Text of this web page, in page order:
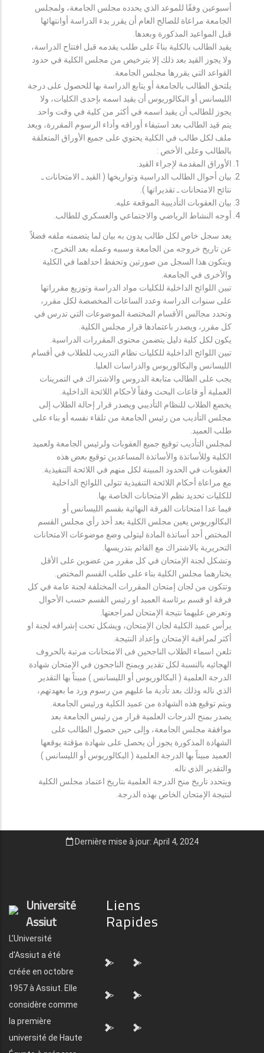
أسبوعين وفقًا للموعد الذي يحدده مجلس الجامعة، ولمجلس
الجامعة مراعاة للصالح العام أن يقرر بدء الدراسة أوانتهائها
قبل المواعيد المذكورة وبعدها.
يقيد الطالب بالكلية بناءً على طلب يقدمه قبل افتتاح الدراسة،
ولا يجوز القيد بعد ذلك إلا بترخيص من مجلس الكلية في حدود
القواعد التي يقررها مجلس الجامعة.
يلتحق الطالب بالجامعة أو يتابع الدراسة بها للحصول على درجة
الليسانس أو البكالوريوس أن يقيد اسمه بإحدى الكليات، ولا
يجوز للطالب أن يقيد اسمه في أكثر من كلية في وقت واحد.
يتم قيد الطالب بعد استيفاء أوراقه وأداء الرسوم المقررة، ويعد
ملف لكل طالب في الكلية يحتوي على جميع الأوراق المتعلقة
بالطالب وعلى الأخص :
الأوراق المقدمة لإجراء القيد.
بيان أحوال الطالب الدراسية وتواريخها ( القيد ـ الامتحانات ـ
نتائح الامتحانات ـ تقديراتها ).
بيان العقوبات التأديبية الموقعة عليه.
أوجه النشاط الرياضي والاجتماعي والعسكري للطالب.
يعد سجل خاص لكل طالب يدون به بيان لما يتضمنه ملفه فضلاً
عن تاريخ خروجه من الجامعة وسببه وعمله بعد التخرج،
ويتكون هذا السجل من صورتين وتحفظ احداهما في الكلية
والأخرى في الجامعة.
تبين اللوائح الداخلية للكليات مواد الدراسة وتوزيع مقرراتها
على سنوات الدراسة وعدد الساعات المخصصة لكل مقرر،
وتحدد مجالس الأقسام المختصة الموضوعات التي تدرس في
كل مقرر، ويصدر باعتمادها قرار مجلس الكلية.
يكون لكل كلية دليل يتضمن محتوى المقررات الدراسية.
تبين اللوائح الداخلية للكليات نظام التدريب للطلاب في أقسام
الليسانس والبكالوريوس والدراسات العليا.
يجب على الطالب متابعة الدروس والاشتراك في التمرينات
العملية أو قاعات البحث وفقاً لأحكام اللائحة الداخلية.
يخضع الطلاب للنظام التأديبي ويصدر قرار إحالة الطلاب إلى
مجلس التأديب من رئيس الجامعة من تلقاء نفسه أو بناء على
طلب العميد.
لمجلس التأديب توقيع جميع العقوبات ولرئيس الجامعة ولعميد
الكلية وللأساتذة والأساتذة المساعدين توقيع بعض هذه
العقوبات في الحدود المبينة لكل منهم في اللائحة التنفيذية.
مع مراعاة أحكام اللائحة التنفيذية تتولى اللوائح الداخلية
للكليات تحديد نظم الامتحانات الخاصة بها.
فيما عدا امتحانات الفرقة النهائية بقسم الليسانس أو
البكالوريوس يعين مجلس الكلية بعد أخذ رأي مجلس القسم
المختص أحد أساتذة المادة ليتولى وضع موضوعات الامتحانات
التحريرية بالاشتراك مع القائم بتدريسها.
وتشكل لجنة الإمتحان في كل مقرر من عضوين على الأقل
يختارهما مجلس الكلية بناء على طلب القسم المختص.
وتتكون من لجان إمتحان المقررات المختلفة لجنة عامة في كل
فرقة او قسم برئاسة العميد او رئيس القسم حسب الأحوال
وتعرض عليهما نتيجة الإمتحان لمراجعتها.
يرأس عميد الكلية لجان الإمتحان، ويشكل تحت إشرافه لجنة او
أكثر لمراقبة الإمتحان وإعداد النتيجة.
تلعن اسماء الطلاب الناجحين فى الامتحانات مرتبة بالحروف
الهجائيه بالنسبة لكل تقدير ويمنح الناجحون في الإمتحان شهادة
الدرجة العلمية ( البكالوريوس أو الليسانس ) مبيناً بها التقدير
الذي ناله وذلك بعد تأدية ما عليهم من رسوم ورد ما بعهدتهم،
ويتم توقيع هذه الشهادة من عميد الكلية ورئيس الجامعة.
يصدر بمنح الدرجات العلمية قرار من رئيس الجامعة بعد
موافقة مجلس الجامعة، وإلى حين حصول الطالب على
الشهادة المذكورة يجوز أن يحصل على شهادة مؤقتة يوقعها
العميد مبيناً بها الدرجة العلمية ( البكالوريوس أو الليسانس )
والتقدير الذي ناله.
ويتحدد تاريخ منح الدرجة العلمية بتاريخ اعتماد مجلس الكلية
لنتيجة الإمتحان الخاص بهذه الدرجة.
Dernière mise à jour: April 4, 2024
Université
Assiut
L'Université
d'Assiut a été
créée en octobre
1957 à Assiut. Elle
considère comme
la première
université de Haute
Liens
Rapides
"> ">
"> ">
"> ">